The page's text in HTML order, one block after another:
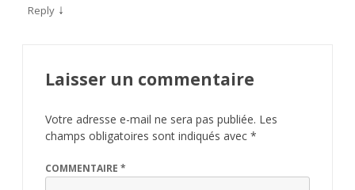
Reply ↓
Laisser un commentaire
Votre adresse e-mail ne sera pas publiée. Les
champs obligatoires sont indiqués avec *
COMMENTAIRE *